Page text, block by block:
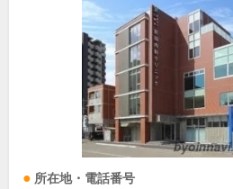
所在地・電話番号